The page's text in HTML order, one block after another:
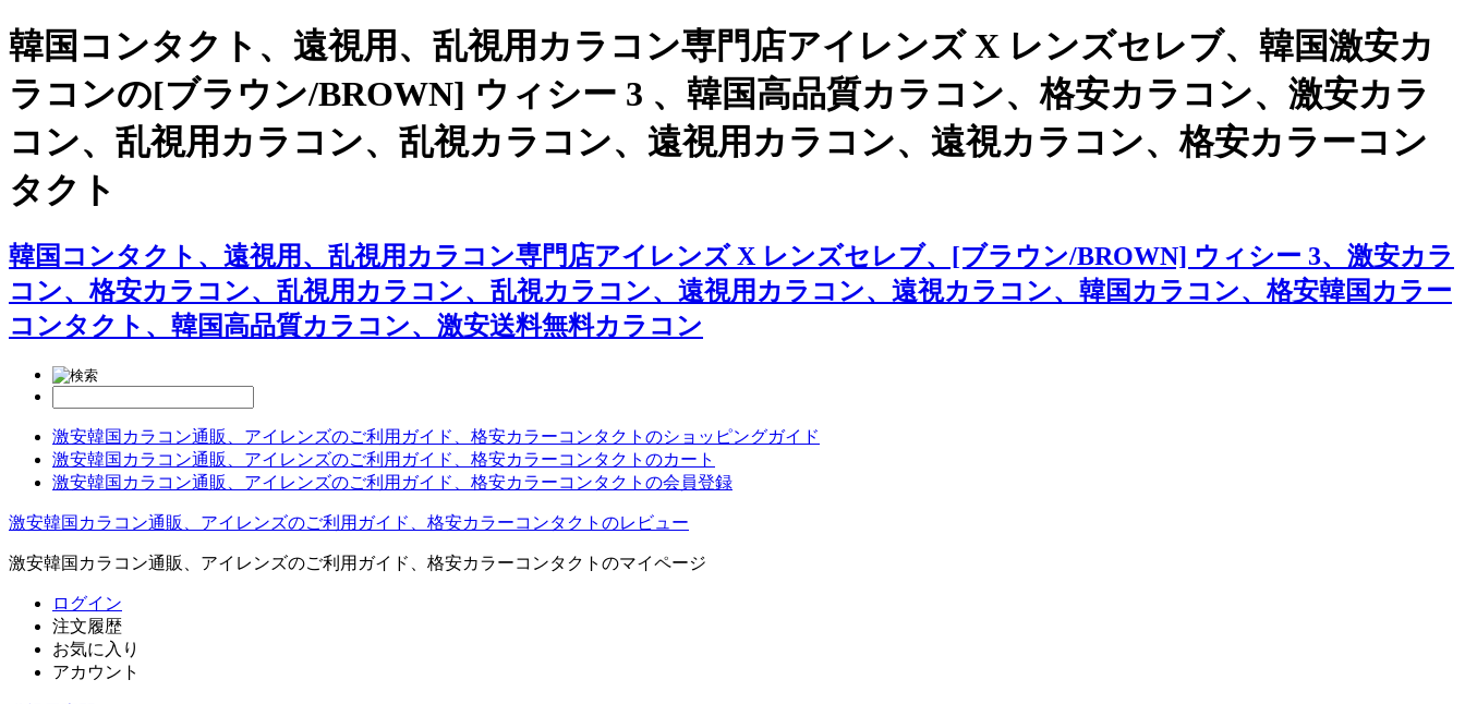
韓国コンタクト、遠視用、乱視用カラコン専門店アイレンズ X レンズセレブ、韓国激安カ
ラコンの[ブラウン/BROWN] ウィシー 3 、韓国高品質カラコン、格安カラコン、激安カラ
コン、乱視用カラコン、乱視カラコン、遠視用カラコン、遠視カラコン、格安カラーコン
タクト
韓国コンタクト、遠視用、乱視用カラコン専門店アイレンズ X レンズセレブ、[ブラウン/BROWN] ウィシー 3、激安カラ
コン、格安カラコン、乱視用カラコン、乱視カラコン、遠視用カラコン、遠視カラコン、韓国カラコン、格安韓国カラー
コンタクト、韓国高品質カラコン、激安送料無料カラコン
激安韓国カラコン通販、アイレンズのご利用ガイド、格安カラーコンタクトのショッピングガイド
激安韓国カラコン通販、アイレンズのご利用ガイド、格安カラーコンタクトのカート
激安韓国カラコン通販、アイレンズのご利用ガイド、格安カラーコンタクトの会員登録
激安韓国カラコン通販、アイレンズのご利用ガイド、格安カラーコンタクトのレビュー
激安韓国カラコン通販、アイレンズのご利用ガイド、格安カラーコンタクトのマイページ
ログイン
注文履歴
お気に入り
アカウント